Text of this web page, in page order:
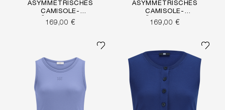
ASYMMETRISCHES
CAMISOLE-
TRÄGERTOP MIT
SPITZE
169,00 €
ASYMMETRISCHES
CAMISOLE-
TRÄGERTOP MIT
SPITZE
169,00 €